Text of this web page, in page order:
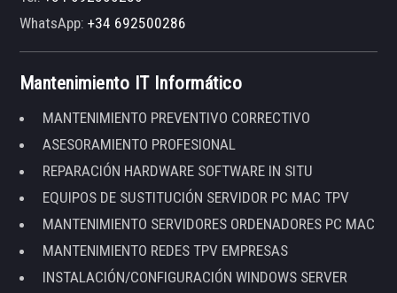
WhatsApp:+34 692500286
Mantenimiento IT Informático
MANTENIMIENTO PREVENTIVO CORRECTIVO
ASESORAMIENTO PROFESIONAL
REPARACIÓN HARDWARE SOFTWARE IN SITU
EQUIPOS DE SUSTITUCIÓN SERVIDOR PC MAC TPV
MANTENIMIENTO SERVIDORES ORDENADORES PC MAC
MANTENIMIENTO REDES TPV EMPRESAS
INSTALACIÓN/CONFIGURACIÓN WINDOWS SERVER